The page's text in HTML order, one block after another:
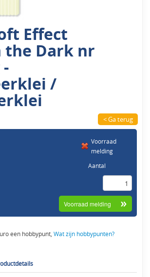
Effect
the Dark nr
/
< Ga terug
Voorraad
melding
Aantal
een hobbypunt,Wat zijn hobbypunten?